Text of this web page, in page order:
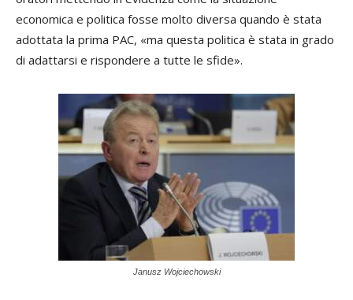
economica e politica fosse molto diversa quando è stata
adottata la prima PAC, «ma questa politica è stata in grado
di adattarsi e rispondere a tutte le sfide».
Janusz Wojciechowski